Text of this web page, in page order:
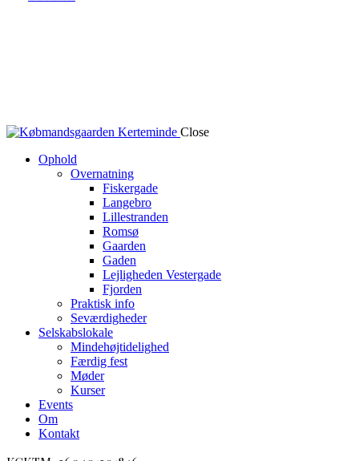
Close
Ophold
Overnatning
Fiskergade
Langebro
Lillestranden
Romsø
Gaarden
Gaden
Lejligheden Vestergade
Fjorden
Praktisk info
Seværdigheder
Selskabslokale
Mindehøjtidelighed
Færdig fest
Møder
Kurser
Events
Om
Kontakt